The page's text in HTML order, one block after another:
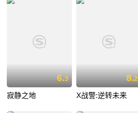
6.3
寂静之地
8.2
X战警:逆转未来